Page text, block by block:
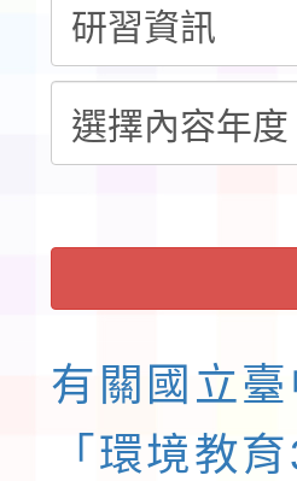
展演活動
請一案
有關國立
「環境教